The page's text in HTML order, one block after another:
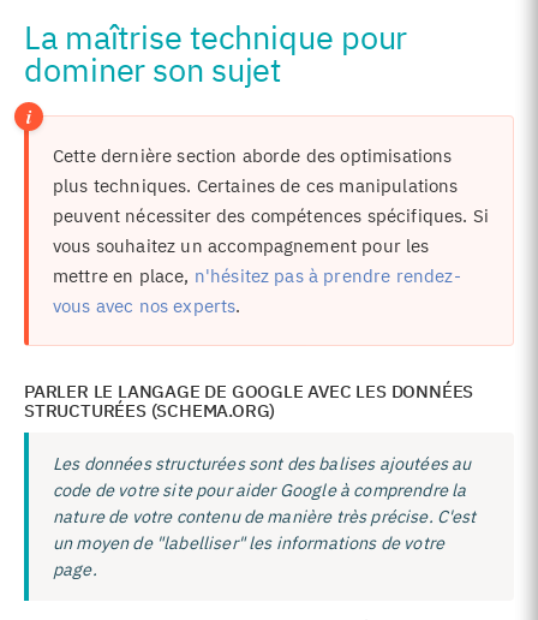
La maîtrise technique pour
dominer son sujet
Cette dernière section aborde des optimisations
plus techniques. Certaines de ces manipulations
peuvent nécessiter des compétences spécifiques. Si
vous souhaitez un accompagnement pour les
mettre en place, n'hésitez pas à prendre rendez-
vous avec nos experts.
PARLER LE LANGAGE DE GOOGLE AVEC LES DONNÉES
STRUCTURÉES (SCHEMA.ORG)
Les données structurées sont des balises ajoutées au
code de votre site pour aider Google à comprendre la
nature de votre contenu de manière très précise. C'est
un moyen de "labelliser" les informations de votre
page.